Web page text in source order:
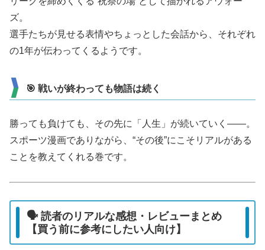
ズ。
選手たちが見せる表情やちょっとした会話から、それぞれ
の1年が伝わってくるようです。
🎯 戦いが終わっても物語は続く
勝っても負けても、その先に「人生」が続いていく――。
スポーツ漫画でありながら、“その後”にこそリアルがある
ことを教えてくれる巻です。
🗣️ 読者のリアルな感想・レビューまとめ
【買う前に参考にしたい人向け】